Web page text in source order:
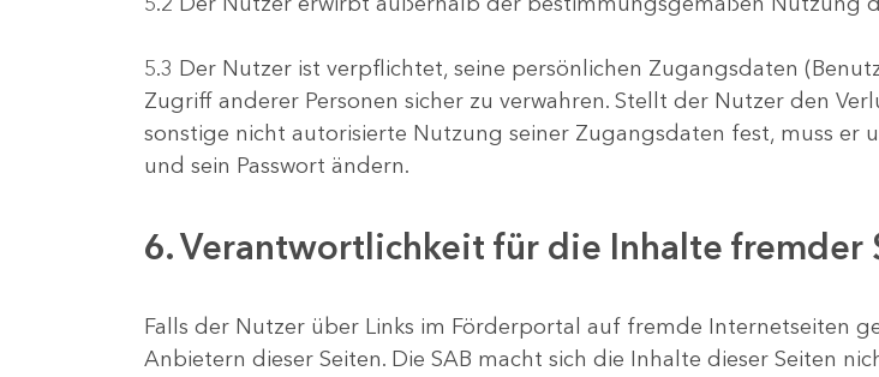
5.3 Der Nutzer ist verpflichtet, seine persönlichen Zugangsdaten
Zugriff anderer Personen sicher zu verwahren. Stellt der Nutzer den
sonstige nicht autorisierte Nutzung seiner Zugangsdaten fest, muss er
und sein Passwort ändern.
6. Verantwortlichkeit für die Inhalte fremder
Falls der Nutzer über Links im Förderportal auf fremde Internetseiten
Anbietern dieser Seiten. Die SAB macht sich die Inhalte dieser Seiten